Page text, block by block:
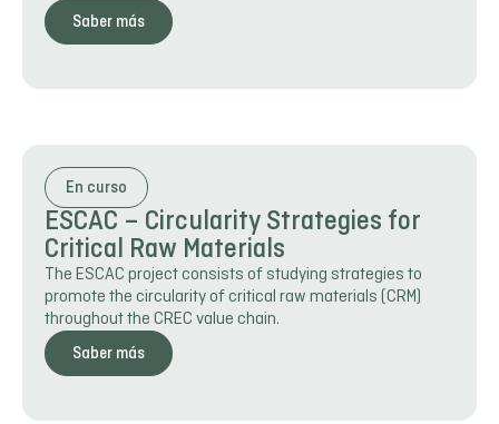
Saber más
En curso
ESCAC – Circularity Strategies for
Critical Raw Materials
The ESCAC project consists of studying strategies to
promote the circularity of critical raw materials (CRM)
throughout the CREC value chain.
Saber más